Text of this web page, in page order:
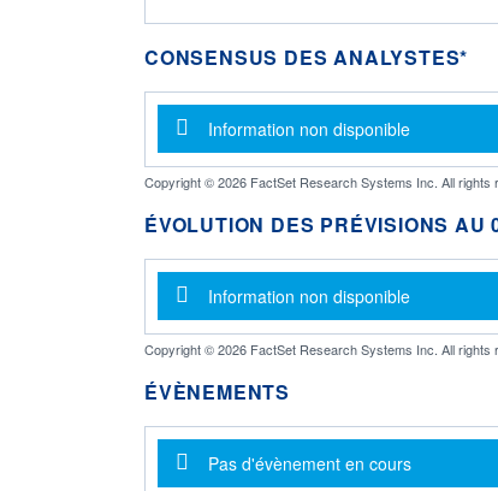
CONSENSUS DES ANALYSTES*
Message d'information
Information non disponible
Copyright © 2026 FactSet Research Systems Inc. All rights
ÉVOLUTION DES PRÉVISIONS AU
Message d'information
Information non disponible
Copyright © 2026 FactSet Research Systems Inc. All rights
ÉVÈNEMENTS
Message d'information
Pas d'évènement en cours